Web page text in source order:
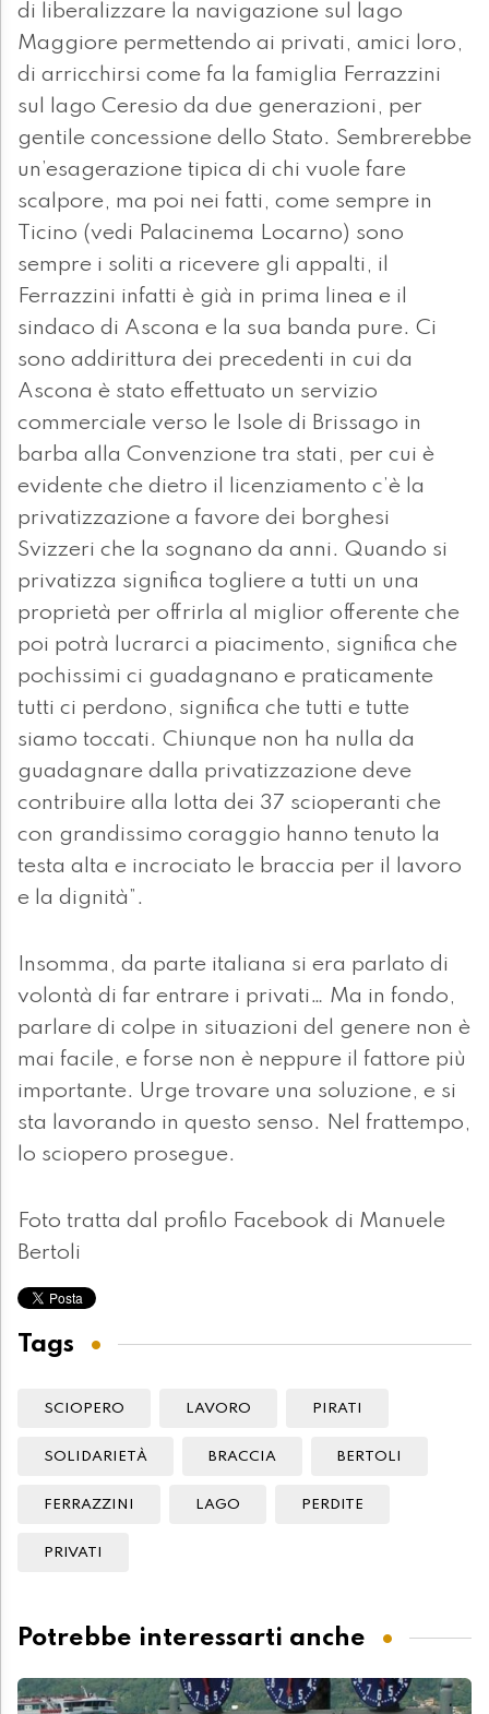
di liberalizzare la navigazione sul lago
Maggiore permettendo ai privati, amici loro,
di arricchirsi come fa la famiglia Ferrazzini
sul lago Ceresio da due generazioni, per
gentile concessione dello Stato. Sembrerebbe
un’esagerazione tipica di chi vuole fare
scalpore, ma poi nei fatti, come sempre in
Ticino (vedi Palacinema Locarno) sono
sempre i soliti a ricevere gli appalti, il
Ferrazzini infatti è già in prima linea e il
sindaco di Ascona e la sua banda pure. Ci
sono addirittura dei precedenti in cui da
Ascona è stato effettuato un servizio
commerciale verso le Isole di Brissago in
barba alla Convenzione tra stati, per cui è
evidente che dietro il licenziamento c’è la
privatizzazione a favore dei borghesi
Svizzeri che la sognano da anni. Quando si
privatizza significa togliere a tutti un una
proprietà per offrirla al miglior offerente che
poi potrà lucrarci a piacimento, significa che
pochissimi ci guadagnano e praticamente
tutti ci perdono, significa che tutti e tutte
siamo toccati. Chiunque non ha nulla da
guadagnare dalla privatizzazione deve
contribuire alla lotta dei 37 scioperanti che
con grandissimo coraggio hanno tenuto la
testa alta e incrociato le braccia per il lavoro
e la dignità”.
Insomma, da parte italiana si era parlato di
volontà di far entrare i privati… Ma in fondo,
parlare di colpe in situazioni del genere non è
mai facile, e forse non è neppure il fattore più
importante. Urge trovare una soluzione, e si
sta lavorando in questo senso. Nel frattempo,
lo sciopero prosegue.
Foto tratta dal profilo Facebook di Manuele
Bertoli
Tags
SCIOPERO LAVORO PIRATI
SOLIDARIETÀ BRACCIA BERTOLI
FERRAZZINI LAGO PERDITE
PRIVATI
Potrebbe interessarti anche